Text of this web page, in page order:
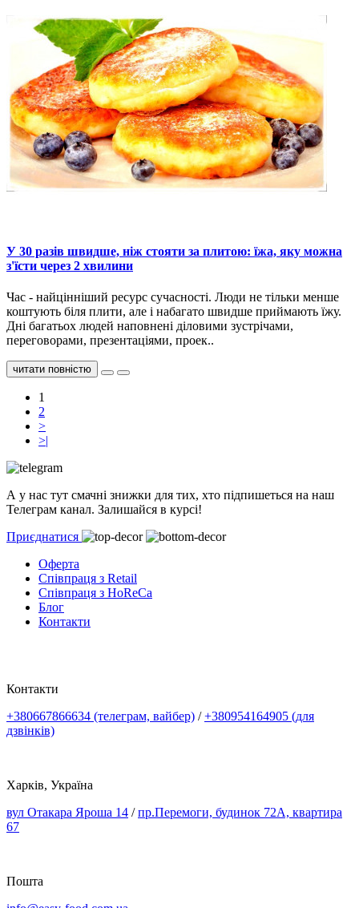
У 30 разів швидше, ніж стояти за плитою: їжа, яку можна
з'їсти через 2 хвилини
Час - найцінніший ресурс сучасності. Люди не тільки менше
коштують біля плити, але і набагато швидше приймають їжу.
Дні багатьох людей наповнені діловими зустрічами,
переговорами, презентаціями, проек..
читати повністю
1
2
>
>|
А у нас тут смачні знижки для тих, хто підпишеться на наш
Телеграм канал. Залишайся в курсі!
Приєднатися
Оферта
Співпраця з Retail
Співпраця з HoReCa
Блог
Контакти
Контакти
+380667866634 (телеграм, вайбер) / +380954164905 (для
дзвінків)
Харків, Україна
вул Отакара Яроша 14 / пр.Перемоги, будинок 72А, квартира
67
Пошта